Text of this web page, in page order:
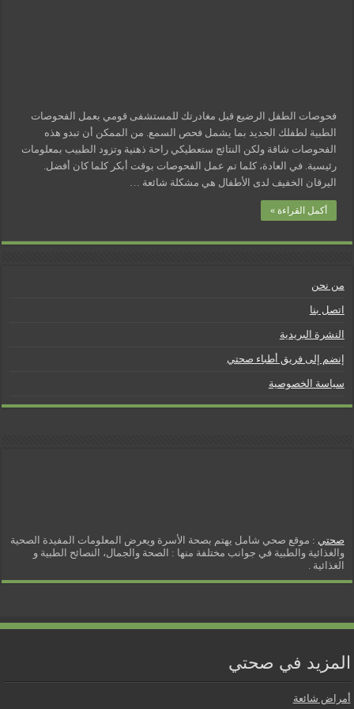
فحوصات الطفل الرضيع قبل مغادرتك للمستشفى قومي بعمل الفحوصات
الطبية لطفلك الجديد بما يشمل فحص السمع. من الممكن أن تبدو هذه
الفحوصات شاقة ولكن النتائج ستعطيكي راحة ذهنية وتزود الطبيب بمعلومات
رئيسية. في العادة، كلما تم عمل الفحوصات بوقت أبكر كلما كان أفضل.
اليرقان الخفيف لدى الأطفال هي مشكلة شائعة …
أكمل القراءة »
من نحن
اتصل بنا
النشرة البريدية
إنضم إلى فريق أطباء صحتي
سياسة الخصوصية
صحتي : موقع صحي شامل يهتم بصحة الأسرة ويعرض المعلومات المفيدة الصحية
والغذائية والطبية في جوانب مختلفة منها : الصحة والجمال، النصائح الطبية و
الغذائية .
المزيد في صحتي
أمراض شائعة